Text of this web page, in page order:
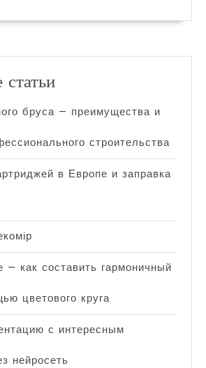
бруса — преимущества и
строительства
в Европе и заправка
— как составить гармоничный
цветового круга
с интересным
нейросеть